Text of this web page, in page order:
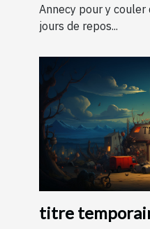
Annecy pour y couler
jours de repos...
titre